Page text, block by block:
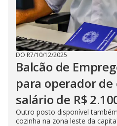
DO R7/10/12/2025
Balcão de
para operador de
salário de R$
Outro posto disponível
cozinha na zona leste da